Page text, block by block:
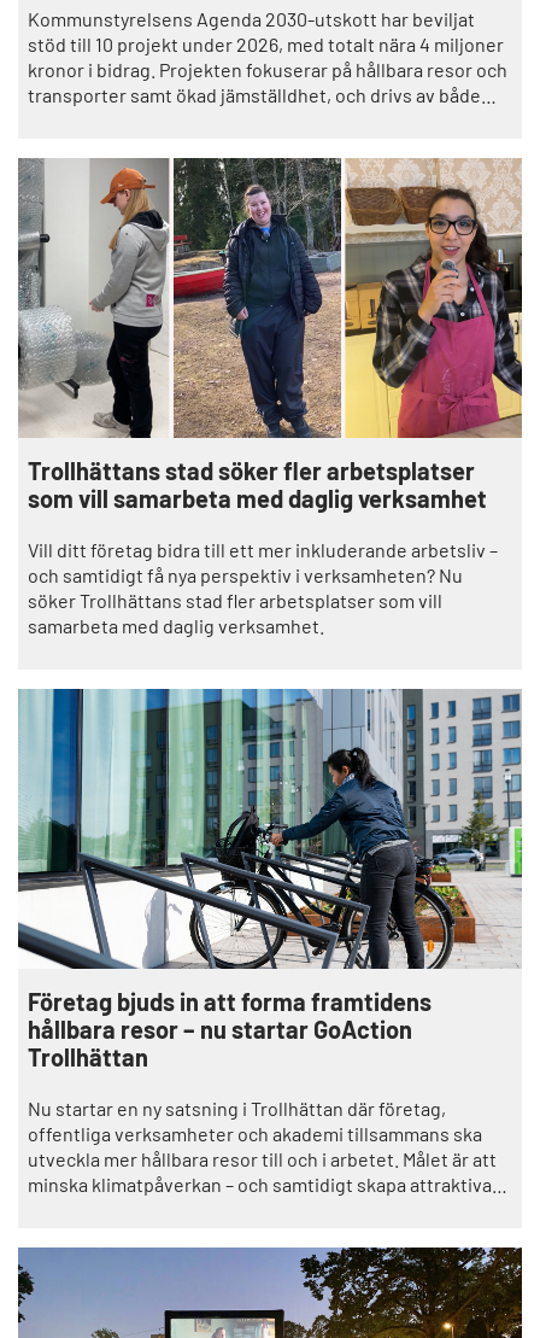
Kommunstyrelsens Agenda 2030-utskott har beviljat
stöd till 10 projekt under 2026, med totalt nära 4 miljoner
kronor i bidrag. Projekten fokuserar på hållbara resor och
transporter samt ökad jämställdhet, och drivs av både
att bidra till ett mer hållbart samhälle, vilket är
superroligt!
Trollhättans stad söker fler arbetsplatser
som vill samarbeta med daglig verksamhet
Vill ditt företag bidra till ett mer inkluderande arbetsliv –
och samtidigt få nya perspektiv i verksamheten? Nu
söker Trollhättans stad fler arbetsplatser som vill
samarbeta med daglig verksamhet.
Företag bjuds in att forma framtidens
hållbara resor – nu startar GoAction
Trollhättan
Nu startar en ny satsning i Trollhättan där företag,
offentliga verksamheter och akademi tillsammans ska
utveckla mer hållbara resor till och i arbetet. Målet är att
minska klimatpåverkan – och samtidigt skapa attraktivare